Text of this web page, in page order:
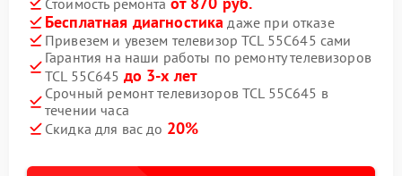
Стоимость ремонта
Бесплатная диагностика даже при отказе
Привезем и увезем телевизор TCL 55C645 сами
Гарантия на наши работы по ремонту телевизоров
TCL 55C645 до 3-х лет
Срочный ремонт телевизоров TCL 55C645 в
течении часа
Скидка для вас до 20%